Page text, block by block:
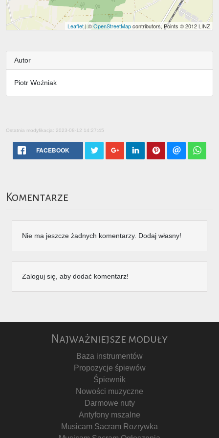
Leaflet | ©OpenStreetMapcontributors, Points © 2012 LINZ
Autor
Piotr Woźniak
Ostatnia modyfikacja: 2023-08-12 14:27:45
FACEBOOK
Komentarze
Nie ma jeszcze żadnych komentarzy. Dodaj własny!
Zaloguj się, aby dodać komentarz!
Najważniejsze moduły
Baza instrumentów
Propozycje śpiewów
Śpiewnik
Nowości muzyczne
Darmowe nuty
Antyfony mszalne
Musicam Sacram Rozrywka